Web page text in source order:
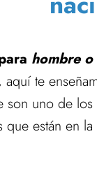
hombre
aquí te
son uno de los
que están en